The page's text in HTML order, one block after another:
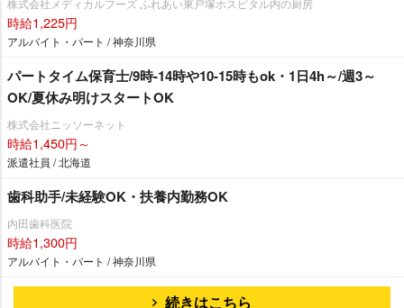
株式会社メディカルフーズ ふれあい東戸塚ホスピタル内の厨房
時給1,225円
アルバイト・パート / 神奈川県
パートタイム保育士/9時-14時や10-15時もok・1日4h～/週3～
OK/夏休み明けスタートOK
株式会社ニッソーネット
時給1,450円～
派遣社員 / 北海道
歯科助手/未経験OK・扶養内勤務OK
内田歯科医院
時給1,300円
アルバイト・パート / 神奈川県
続きはこちら